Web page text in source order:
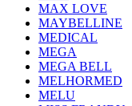
MAX LOVE
MAYBELLINE
MEDICAL
MEGA
MEGA BELL
MELHORMED
MELU